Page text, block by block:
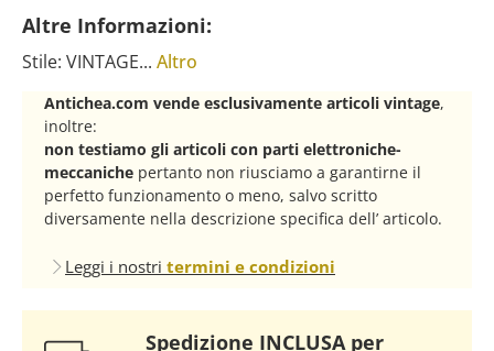
Altre Informazioni:
Stile: VINTAGE... Altro
Antichea.com vende esclusivamente articoli vintage,
inoltre:
non testiamo gli articoli con parti elettroniche-
meccaniche pertanto non riusciamo a garantirne il
perfetto funzionamento o meno, salvo scritto
diversamente nella descrizione specifica dell’ articolo.
Leggi i nostri termini e condizioni
Spedizione INCLUSA per